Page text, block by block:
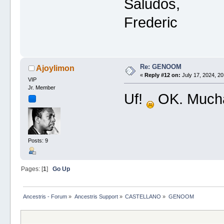
Saludos,
Frederic
Ajoylimon
VIP
Jr. Member
Posts: 9
Re: GENOOM
«Reply #12 on: July 17, 2024,
Uf! OK.
Pages: [1] Go Up
Ancestris - Forum » Ancestris Support» CASTELLANO » GENOOM